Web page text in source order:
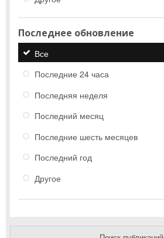
Последнее обновление
Все
Последние 24 часа
Последняя неделя
Последний месяц
Последние шесть месяцев
Последний год
Другое